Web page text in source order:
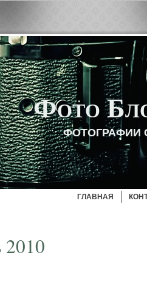
Фото
ФОТОГРАФИИ
ГЛАВНАЯ
2010